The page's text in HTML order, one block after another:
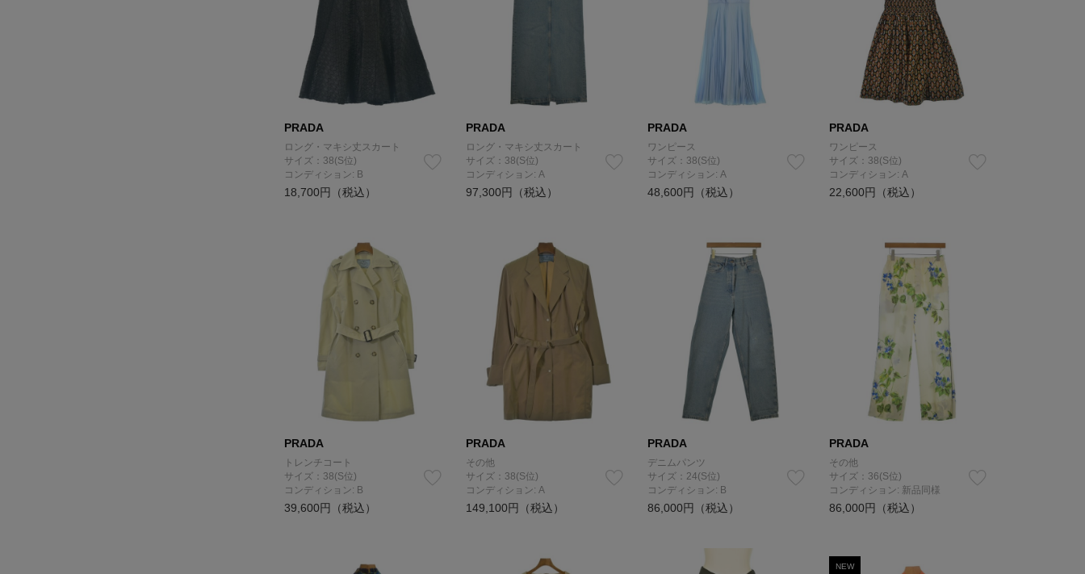
PRADA
ロング・マキシ丈スカート
サイズ：38(S位)
コンディション: B
18,700円（税込）
PRADA
ロング・マキシ丈スカート
サイズ：38(S位)
コンディション: A
97,300円（税込）
PRADA
ワンピース
サイズ：38(S位)
コンディション: A
48,600円（税込）
PRADA
ワンピース
サイズ：38(S位)
コンディション: A
22,600円（税込）
PRADA
トレンチコート
サイズ：38(S位)
コンディション: B
39,600円（税込）
PRADA
その他
サイズ：38(S位)
コンディション: A
149,100円（税込）
PRADA
デニムパンツ
サイズ：24(S位)
コンディション: B
86,000円（税込）
PRADA
その他
サイズ：36(S位)
コンディション: 新品同様
86,000円（税込）
NEW